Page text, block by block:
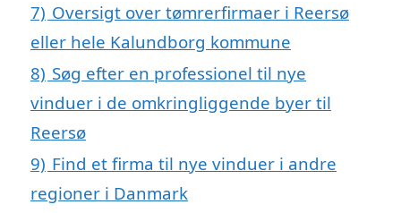
7) Oversigt over tømrerfirmaer i Reersø
eller hele Kalundborg kommune
8) Søg efter en professionel til nye
vinduer i de omkringliggende byer til
Reersø
9) Find et firma til nye vinduer i andre
regioner i Danmark